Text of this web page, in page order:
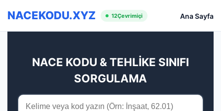
NACEKODU.XYZ 12Çevrimiçi Ana Sayfa
NACE KODU & TEHLİKE SINIFI
SORGULAMA